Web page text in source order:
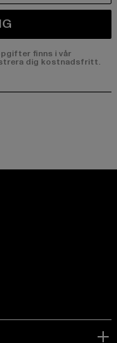
finns i vår
dig kostnadsfritt.